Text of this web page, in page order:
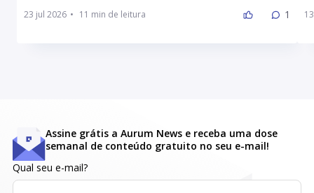
23 jul 2026 • 1
Assine grátis a Aurum News e receba uma dose
semanal de conteúdo gratuito no seu e-mail!
Qual seu e-mail?